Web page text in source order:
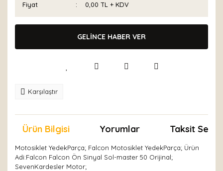
Fiyat 0,00 TL + KDV
GELİNCE HABER VER
Karşılaştır
Ürün Bilgisi Yorumlar Taksit
Motosiklet YedekParça; Falcon Motosiklet YedekParça; Ürün
Adi:Falcon Falcon Ön Sinyal Sol-master 50 Orijinal;
SevenKardesler Motor;